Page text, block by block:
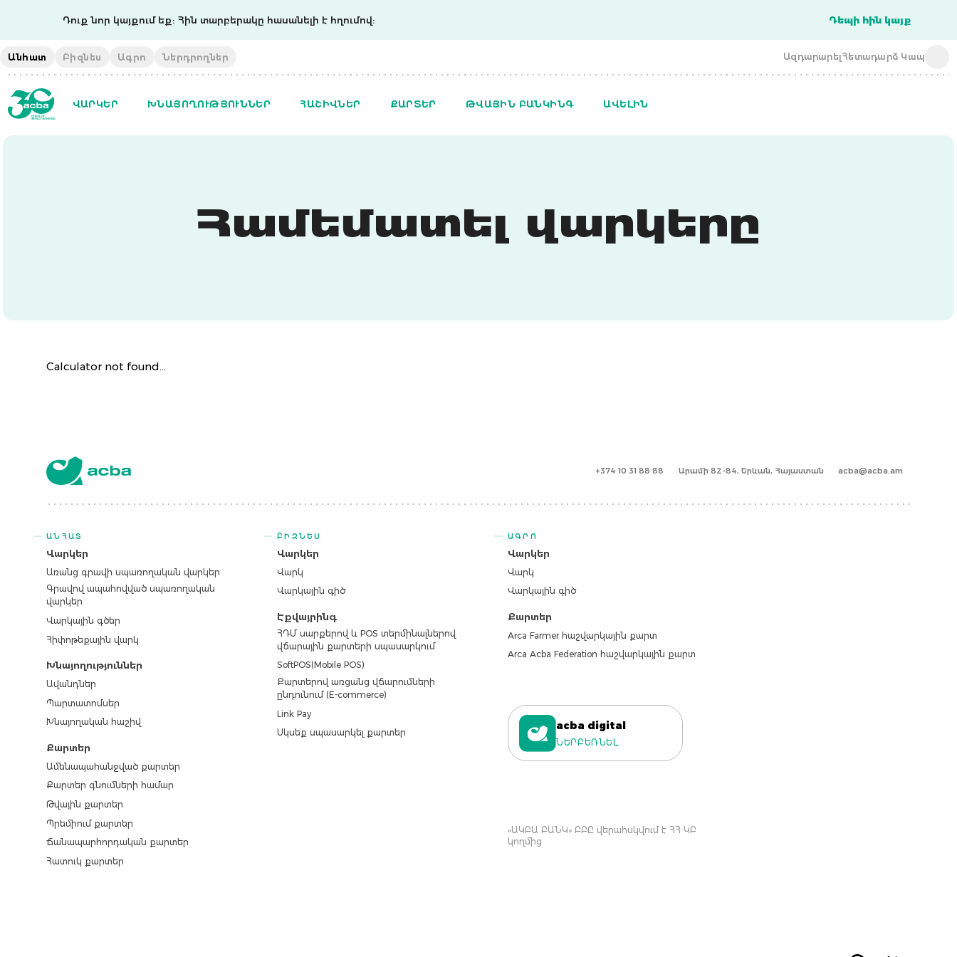
Դուք նոր կայքում եք: Հին տարբերակը հասանելի է հղումով: Դեպի հին կայք
Անհատ Բիզնես Ագրո Ներդրողներ ԱզդարարելՀետադարձ Կապ
ՎԱՐԿԵՐ ԽՆԱՅՈՂՈՒԹՅՈՒՆՆԵՐ ՀԱՇԻՎՆԵՐ ՔԱՐՏԵՐ ԹՎԱՅԻՆ ԲԱՆԿԻՆԳ ԱՎԵԼԻՆ
Համեմատել վարկերը
Calculator not found...
+374 10 31 88 88 Արամի 82-84, Երևան, Հայաստան acba@acba.am
ԱՆՀԱՏ
Վարկեր
Առանց գրավի սպառողական վարկեր
Գրավով ապահովված սպառողական
վարկեր
Վարկային գծեր
Հիփոթեքային վարկ
Խնայողություններ
Ավանդներ
Պարտատոմսեր
Խնայողական հաշիվ
Քարտեր
Ամենապահանջված քարտեր
Քարտեր գնումների համար
Թվային քարտեր
Պրեմիում քարտեր
Ճանապարհորդական քարտեր
Հատուկ քարտեր
ԲԻԶՆԵՍ
Վարկեր
Վարկ
Վարկային գիծ
Էքվայրինգ
ՀԴՄ սարքերով և POS տերմինալներով
վճարային քարտերի սպասարկում
SoftPOS(Mobile POS)
Քարտերով առցանց վճարումների
ընդունում (E-commerce)
Link Pay
Սկսեք սպասարկել քարտեր
ԱԳՐՈ
Վարկեր
Վարկ
Վարկային գիծ
Քարտեր
Arca Farmer հաշվարկային քարտ
Arca Acba Federation հաշվարկային քարտ
acba digital
ՆԵՐԲԵՌՆԵԼ
«ԱԿԲԱ ԲԱՆԿ» ԲԲԸ վերահսկվում է ՀՀ ԿԲ
կողմից